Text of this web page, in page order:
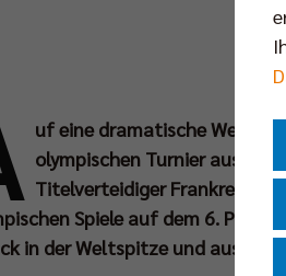
uf eine dramatische Weise
olympischen Turnier
Titelverteidiger Frankreich
Spiele auf dem 6.
in der Weltspitze und aus